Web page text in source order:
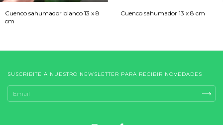
Cuenco sahumador blanco 13 x 8
cm
Cuenco sahumador 13 x 8 cm
SUSCRIBITE A NUESTRO NEWSLETTER PARA RECIBIR NOVEDADES